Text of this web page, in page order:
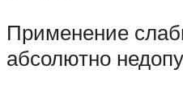
Применение
абсолютно